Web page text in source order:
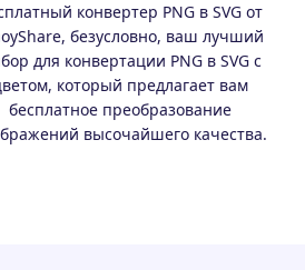
конвертер PNG в SVG от
безусловно, ваш лучший
для конвертации PNG в SVG с
который предлагает вам
бесплатное преобразование
высочайшего качества.